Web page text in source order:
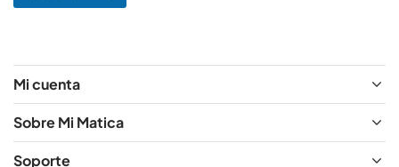
o
r
e
Mi cuenta
Sobre Mi Matica
Soporte